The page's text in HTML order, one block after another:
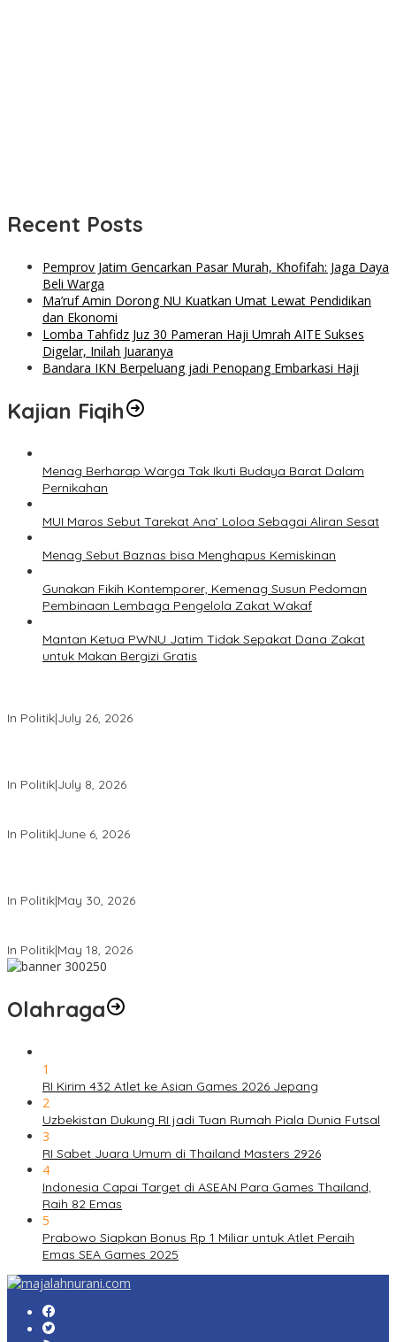
Recent Posts
Pemprov Jatim Gencarkan Pasar Murah, Khofifah: Jaga Daya
Beli Warga
Ma’ruf Amin Dorong NU Kuatkan Umat Lewat Pendidikan
dan Ekonomi
Lomba Tahfidz Juz 30 Pameran Haji Umrah AITE Sukses
Digelar, Inilah Juaranya
Bandara IKN Berpeluang jadi Penopang Embarkasi Haji
Kajian Fiqih
Menag Berharap Warga Tak Ikuti Budaya Barat Dalam
Pernikahan
MUI Maros Sebut Tarekat Ana’ Loloa Sebagai Aliran Sesat
Menag Sebut Baznas bisa Menghapus Kemiskinan
Gunakan Fikih Kontemporer, Kemenag Susun Pedoman
Pembinaan Lembaga Pengelola Zakat Wakaf
Mantan Ketua PWNU Jatim Tidak Sepakat Dana Zakat
untuk Makan Bergizi Gratis
In Politik|July 26, 2026
In Politik|July 8, 2026
In Politik|June 6, 2026
In Politik|May 30, 2026
In Politik|May 18, 2026
Olahraga
1
RI Kirim 432 Atlet ke Asian Games 2026 Jepang
2
Uzbekistan Dukung RI jadi Tuan Rumah Piala Dunia Futsal
3
RI Sabet Juara Umum di Thailand Masters 2926
4
Indonesia Capai Target di ASEAN Para Games Thailand,
Raih 82 Emas
5
Prabowo Siapkan Bonus Rp 1 Miliar untuk Atlet Peraih
Emas SEA Games 2025